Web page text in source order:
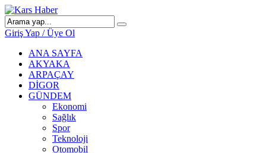
Giriş Yap / Üye Ol
ANA SAYFA
AKYAKA
ARPAÇAY
DİGOR
GÜNDEM
Ekonomi
Sağlık
Spor
Teknoloji
Otomobil